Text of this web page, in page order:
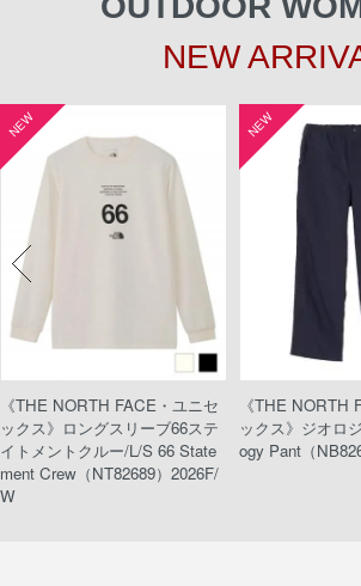
NEW
NEW
《THE NORTH FACE・ユニセ
ックス》ロングスリーブ66ステ
イトメントクルー/L/S 66 State
ment Crew（NT82689）2026F/
W
NEW
《THE NORTH
ックス》ジオロ
ogy Pant（